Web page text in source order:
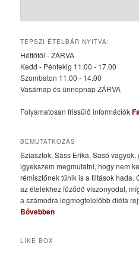
TEPSZI ÉTELBÁR NYITVA:
Hétfőtől - ZÁRVA
Kedd - Péntekig 11.00 - 17.00
Szombaton 11.00 - 14.00
Vasárnap és ünnepnap ZÁRVA
Folyamatosan frissülő információk
BEMUTATKOZÁS
Sziasztok, Sass Erika, Sasó
igyekszem megmutatni, hogy nem
rémisztőnek tűnik is a tiltások hada.
az ételekhez fűződő viszonyodat,
a számodra legmegfelelőbb diéta
Bővebben
LIKE BOX